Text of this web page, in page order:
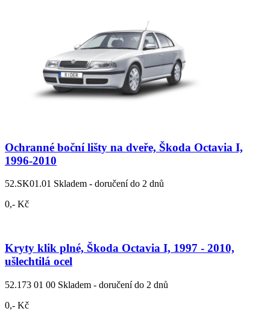
Ochranné boční lišty na dveře, Škoda Octavia I,
1996-2010
52.SK01.01 Skladem - doručení do 2 dnů
0,- Kč
Kryty klik plné, Škoda Octavia I, 1997 - 2010,
ušlechtilá ocel
52.173 01 00 Skladem - doručení do 2 dnů
0,- Kč